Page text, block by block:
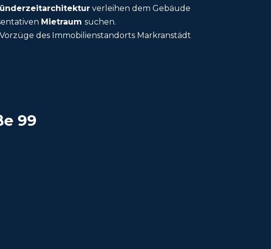
verleihen dem Gebäude
Mietraum suchen.
des Immobilienstandorts Markranstädt
99